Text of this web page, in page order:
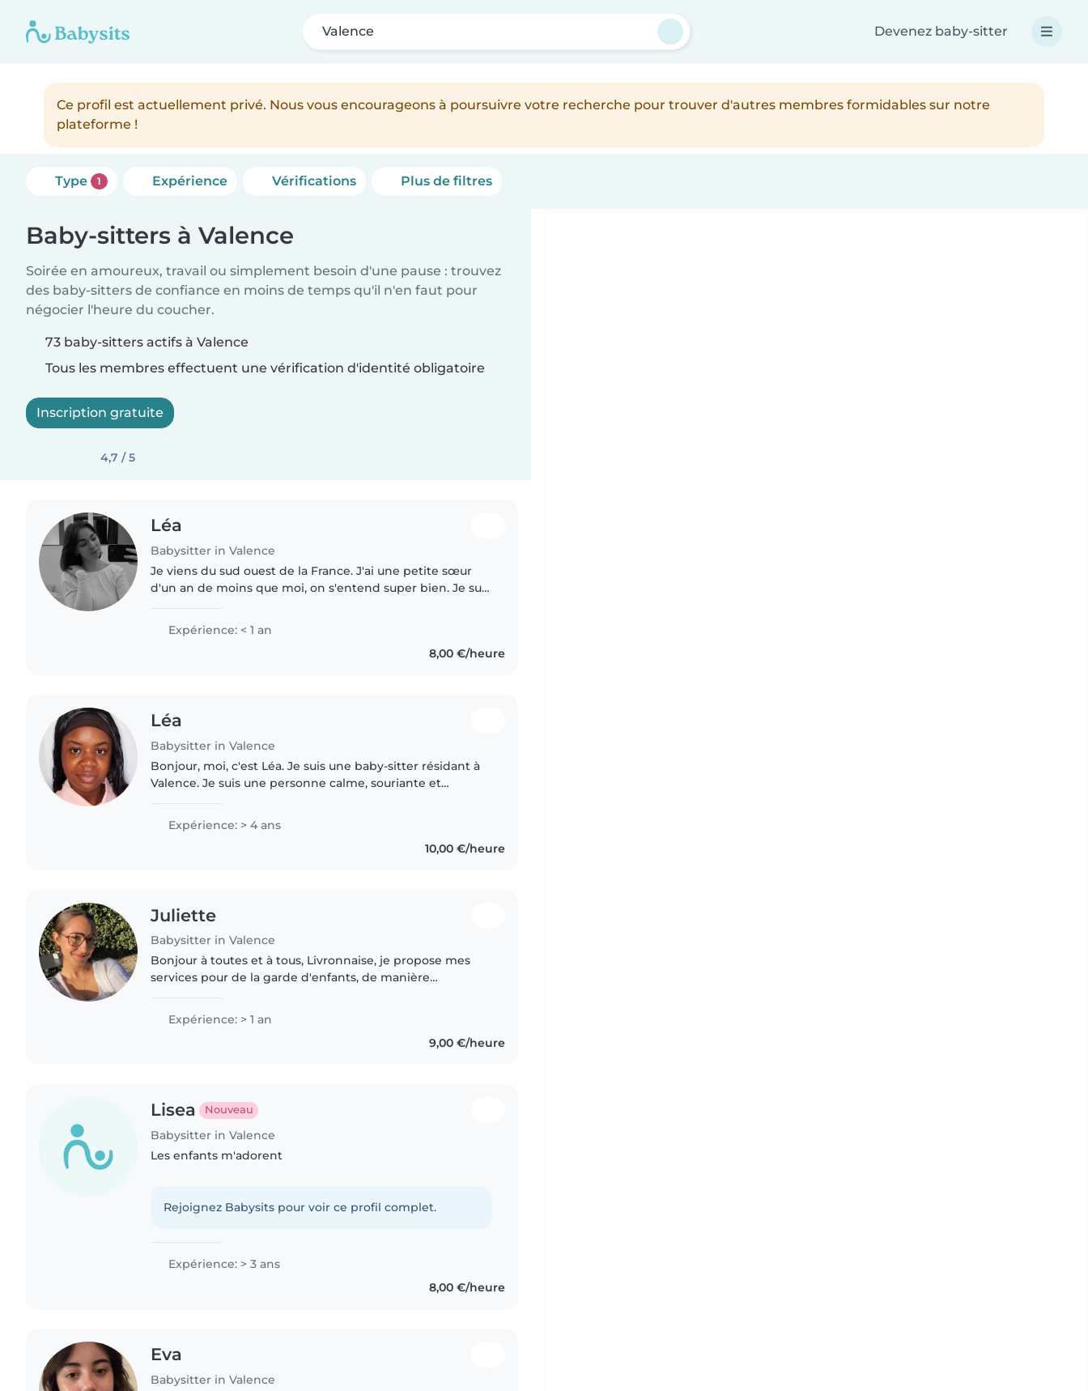
Valence Devenez baby-sitter
Ce profil est actuellement privé. Nous vous encourageons à poursuivre votre recherche pour trouver d'autres membres formidables sur notre
plateforme !
Type 1 Expérience Vérifications Plus de filtres
Baby-sitters à Valence
Soirée en amoureux, travail ou simplement besoin d'une pause : trouvez
des baby-sitters de confiance en moins de temps qu'il n'en faut pour
négocier l'heure du coucher.
73 baby-sitters actifs à Valence
Tous les membres effectuent une vérification d'identité obligatoire
Inscription gratuite
4,7 / 5
Léa
Babysitter in Valence
Je viens du sud ouest de la France. J'ai une petite sœur
d'un an de moins que moi, on s'entend super bien. Je suis
donc seule..
Expérience: < 1 an
8,00 €/heure
Léa
Babysitter in Valence
Bonjour, moi, c'est Léa. Je suis une baby-sitter résidant à
Valence. Je suis une personne calme, souriante et
Expérience: > 4 ans
10,00 €/heure
Juliette
Babysitter in Valence
Bonjour à toutes et à tous, Livronnaise, je propose mes
services pour de la garde d'enfants, de manière
l'expérience auprès des..
Expérience: > 1 an
9,00 €/heure
Lisea Nouveau
Babysitter in Valence
Les enfants m'adorent
Rejoignez Babysits pour voir ce profil complet.
Expérience: > 3 ans
8,00 €/heure
Eva
Babysitter in Valence